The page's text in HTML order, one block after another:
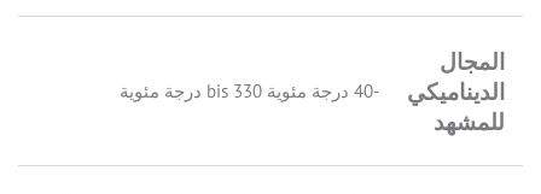
المجال
الديناميكي
للمشهد
-40 درجة مئوية bis 330 درجة مئوية